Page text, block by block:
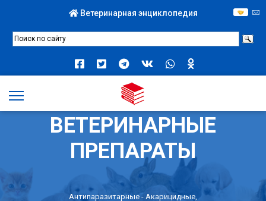
Ветеринарная энциклопедия
ВЕТЕРИНАРНЫЕ
ПРЕПАРАТЫ
Антипаразитарные - Акарицидные,